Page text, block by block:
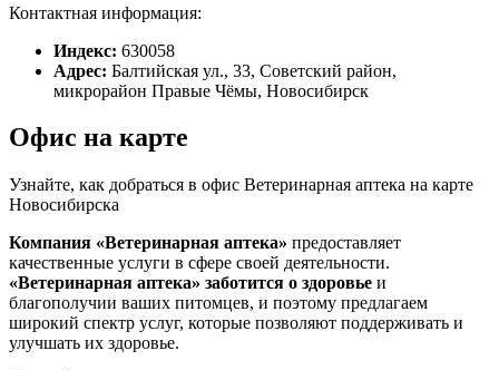
Контактная информация:
Индекс: 630058
Адрес: Балтийская ул., 33, Советский район,
микрорайон Правые Чёмы, Новосибирск
Офис на карте
Узнайте, как добраться в офис Ветеринарная аптека на карте
Новосибирска
Компания «Ветеринарная аптека» предоставляет
качественные услуги в сфере своей деятельности.
«Ветеринарная аптека» заботится о здоровье и
благополучии ваших питомцев, и поэтому предлагаем
широкий спектр услуг, которые позволяют поддерживать и
улучшать их здоровье.